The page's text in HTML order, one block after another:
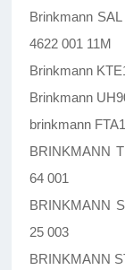
Brinkmann
4622 001 11M
Brinkmann
Brinkmann
brinkmann
BRINKMANN
64 001
BRINKMANN
25 003
BRINKMANN